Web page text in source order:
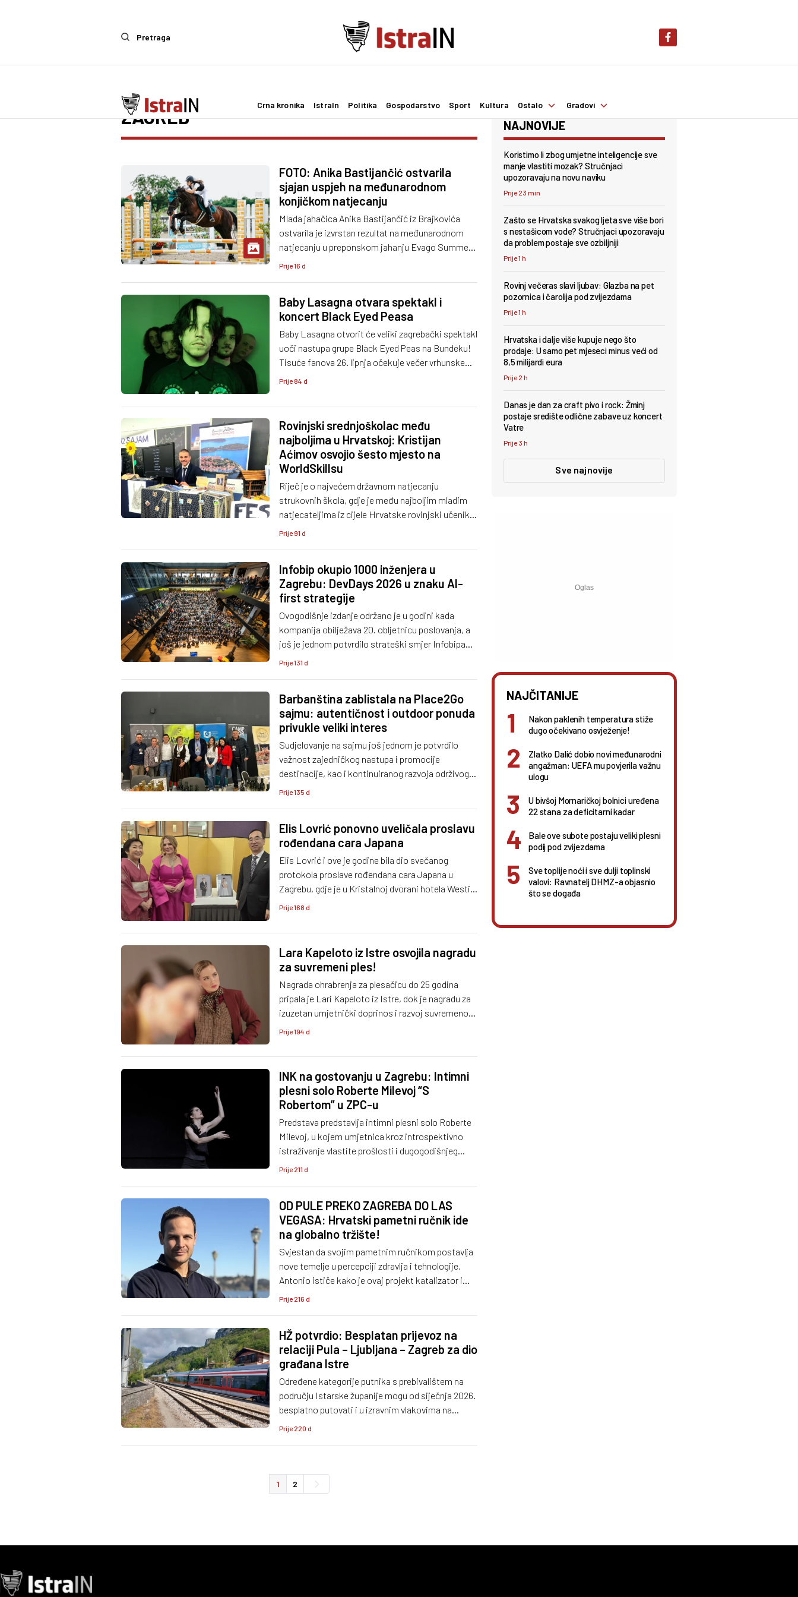
Pretraga
Crna kronika IstraIn Politika Gospodarstvo Sport Kultura Ostalo Gradovi
ZAGREB
FOTO: Anika Bastijančić ostvarila
sjajan uspjeh na međunarodnom
konjičkom natjecanju
Mlada jahačica Anika Bastijančić iz Brajkovića
ostvarila je izvrstan rezultat na međunarodnom
natjecanju u preponskom jahanju Evago Summer
Edition 2026, održanom od 17. do 19. srpnja u
Prije 16 d
Baby Lasagna otvara spektakl i
koncert Black Eyed Peasa
Baby Lasagna otvorit će veliki zagrebački spektakl
uoči nastupa grupe Black Eyed Peas na Bundeku!
Tisuće fanova 26. lipnja očekuje večer vrhunske
produkcije, energije i hitova na jednom od najvećih
Prije 84 d
Rovinjski srednjoškolac među
najboljima u Hrvatskoj: Kristijan
Aćimov osvojio šesto mjesto na
WorldSkillsu
Riječ je o najvećem državnom natjecanju
strukovnih škola, gdje je među najboljim mladim
natjecateljima iz cijele Hrvatske rovinjski učenik
osvojio odlično šesto mjesto.
Prije 91 d
Infobip okupio 1000 inženjera u
Zagrebu: DevDays 2026 u znaku AI-
first strategije
Ovogodišnje izdanje održano je u godini kada
kompanija obilježava 20. obljetnicu poslovanja, a
još je jednom potvrdilo strateški smjer Infobipa
prema izgradnji AI-first organizacije.
Prije 131 d
Barbanština zablistala na Place2Go
sajmu: autentičnost i outdoor ponuda
privukle veliki interes
Sudjelovanje na sajmu još jednom je potvrdilo
važnost zajedničkog nastupa i promocije
destinacije, kao i kontinuiranog razvoja održivog
turizma temeljenog na autentičnosti i kvaliteti.
Prije 135 d
Elis Lovrić ponovno uveličala proslavu
rođendana cara Japana
Elis Lovrić i ove je godine bila dio svečanog
protokola proslave rođendana cara Japana u
Zagrebu, gdje je u Kristalnoj dvorani hotela Westin
izvela japansku i hrvatsku himnu, potvrdivši svoj
Prije 168 d
Lara Kapeloto iz Istre osvojila nagradu
za suvremeni ples!
Nagrada ohrabrenja za plesačicu do 25 godina
pripala je Lari Kapeloto iz Istre, dok je nagradu za
izuzetan umjetnički doprinos i razvoj suvremenog
plesa dobila Vesna Mimica, i to uz dugogodišnji
plesne scene na Hrvatskoj radioteleviziji.
Prije 194 d
INK na gostovanju u Zagrebu: Intimni
plesni solo Roberte Milevoj “S
Robertom” u ZPC-u
Predstava predstavlja intimni plesni solo Roberte
Milevoj, u kojem umjetnica kroz introspektivno
istraživanje vlastite prošlosti i dugogodišnjeg
bavljenja plesom gradi izvedbu koja reflektira
Prije 211 d
OD PULE PREKO ZAGREBA DO LAS
VEGASA: Hrvatski pametni ručnik ide
na globalno tržište!
Svjestan da svojim pametnim ručnikom postavlja
nove temelje u percepciji zdravlja i tehnologije,
Antonio ističe kako je ovaj projekt katalizator i
njegovog profesionalnog rasta.
Prije 216 d
HŽ potvrdio: Besplatan prijevoz na
relaciji Pula – Ljubljana – Zagreb za dio
građana Istre
Određene kategorije putnika s prebivalištem na
području Istarske županije mogu od siječnja 2026.
besplatno putovati i u izravnim vlakovima na
relaciji Pula – Zagreb – Pula, koji voze preko
Prije 220 d
1 2
NAJNOVIJE
Koristimo li zbog umjetne inteligencije sve
manje vlastiti mozak? Stručnjaci
upozoravaju na novu naviku
Prije 23 min
Zašto se Hrvatska svakog ljeta sve više bori
s nestašicom vode? Stručnjaci upozoravaju
da problem postaje sve ozbiljniji
Prije 1 h
Rovinj večeras slavi ljubav: Glazba na pet
pozornica i čarolija pod zvijezdama
Prije 1 h
Hrvatska i dalje više kupuje nego što
prodaje: U samo pet mjeseci minus veći od
8,5 milijardi eura
Prije 2 h
Danas je dan za craft pivo i rock: Žminj
postaje središte odlične zabave uz koncert
Vatre
Prije 3 h
Sve najnovije
NAJČITANIJE
Nakon paklenih temperatura stiže
dugo očekivano osvježenje!
Zlatko Dalić dobio novi međunarodni
angažman: UEFA mu povjerila važnu
ulogu
U bivšoj Mornaričkoj bolnici uređena
22 stana za deficitarni kadar
Bale ove subote postaju veliki plesni
podij pod zvijezdama
Sve toplije noći i sve dulji toplinski
valovi: Ravnatelj DHMZ-a objasnio
što se događa